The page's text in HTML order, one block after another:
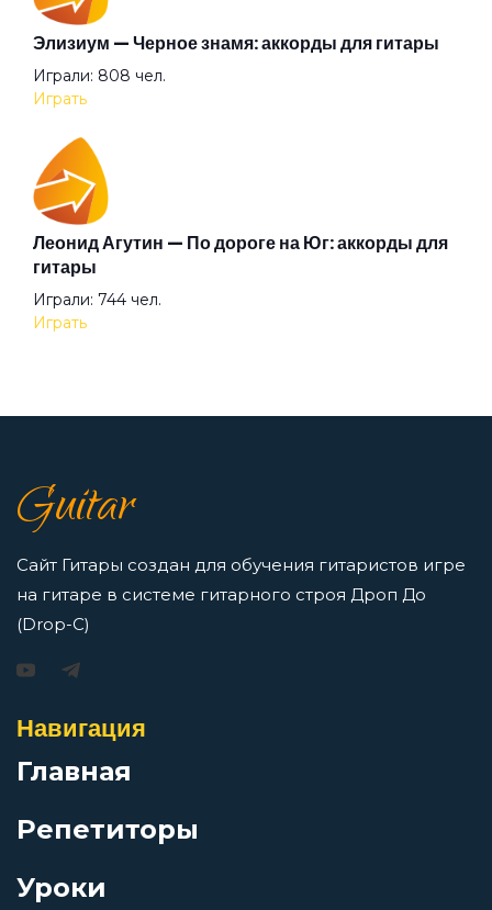
Дикая певица
Дикие игры
Диск-жокей
До Содома далеко
Дом мой на двух ногах
Железные мантры
За невинно убиенных
За пижоном пижон
Валентин Стрыкало — Gay porn: аккорды для
гитары
Перейти
Аккорды для начинающих играть на гитаре —
легкие и простые песни на гитаре
Просмотров: 23269 чел.
Перейти
Просмотров: 16422 чел.
Перейти
Игорь Растеряев — Безрукавочка: аккорды для
Просмотров: 15195 чел.
АукцЫон — Возле меня: аккорды для гитары
Элизиум — Черное знамя: аккорды для гитары
Играли: 808 чел.
Играть
Леонид Агутин — По дороге на Юг: аккорды для
гитары
Играли: 744 чел.
Играть
Guitar
Сайт Гитары создан для обучения гитаристов игре
на гитаре в системе гитарного строя Дроп До
(Drop-C)
Навигация
Главная
Репетиторы
Уроки